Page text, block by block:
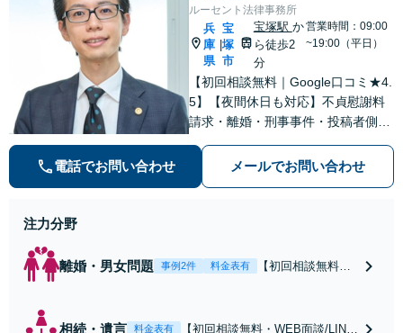
ルーセント法律事務所
兵
庫
県
|
宝
塚
市
宝塚駅 か
ら徒歩2
分
営業時間：09:00
~19:00（平日）
【初回相談無料｜Google口コミ★4.
5】【夜間休日も対応】不貞慰謝料
請求・離婚・刑事事件・投稿者側発
数。オーダーメイドのサービスで問
題解決や事業の推進を強力にサポー
電話でお問い合わせ メールでお問い合わせ
注力分野
離婚・男女問題 事例2件 料金表有
【初回相談無料・
相続・遺言 料金表有 【初回相談無料・WEB面談/LINE